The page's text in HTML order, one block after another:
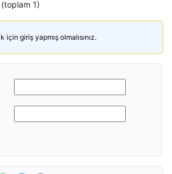
1)
için giriş yapmış olmalısınız.